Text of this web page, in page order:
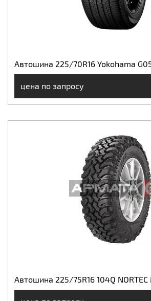
Автошина 225/70R16 Yokohama
цена по запросу
Автошина 225/75R16 104Q